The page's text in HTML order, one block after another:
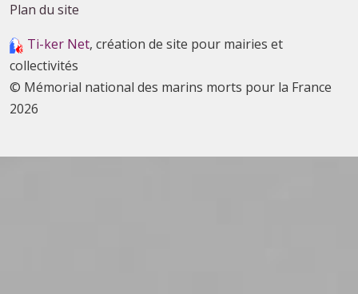
Plan du site
Ti-ker Net, création de site pour mairies et
collectivités
© Mémorial national des marins morts pour la France
2026